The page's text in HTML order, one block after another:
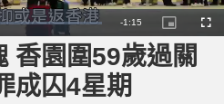
R
e
m
-1:15
P
i
t
u
F
u
香園圍59歲過關
成囚4星期